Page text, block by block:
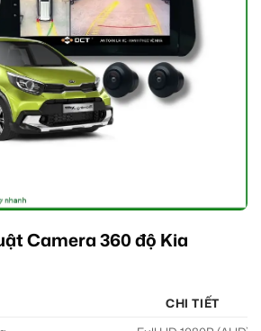
Camera 360 độ Kia
CHI TIẾT